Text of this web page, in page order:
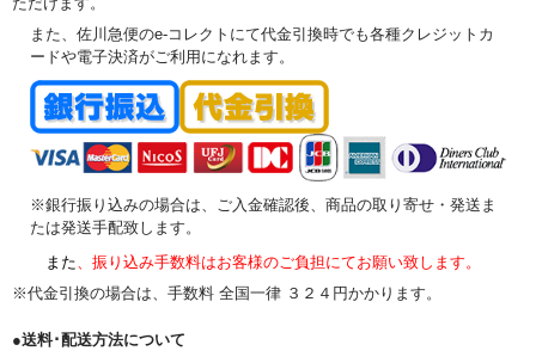
また、佐川急便のe-コレクトにて代金引換時でも各種クレジットカ
ードや電子決済がご利用になれます。
※銀行振り込みの場合は、ご入金確認後、商品の取り寄せ・発送ま
たは発送手配致します。
また 、振り込み手数料はお客様のご負担にてお願い致します。
※代金引換の場合は、手数料 全国一律 ３２４円かかります。
●送料･配送方法について